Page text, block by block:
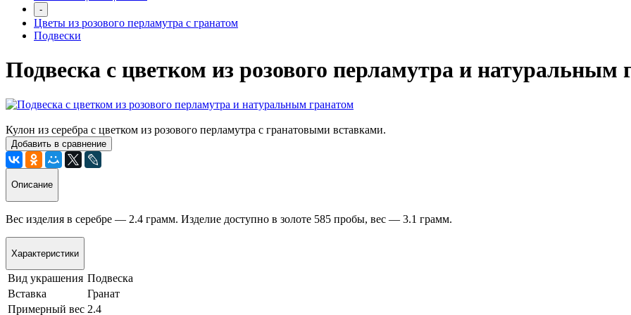
-
Цветы из розового перламутра с гранатом
Подвески
Подвеска с цветком из розового перламутра и натуральным
Кулон из серебра с цветком из розового перламутра с гранатовыми вставками.
Добавить в сравнение
Описание
Вес изделия в серебре — 2.4 грамм. Изделие доступно в золоте 585 пробы, вес — 3.1 грамм.
Характеристики
Вид украшения Подвеска
Вставка
Гранат
Примерный вес 2.4